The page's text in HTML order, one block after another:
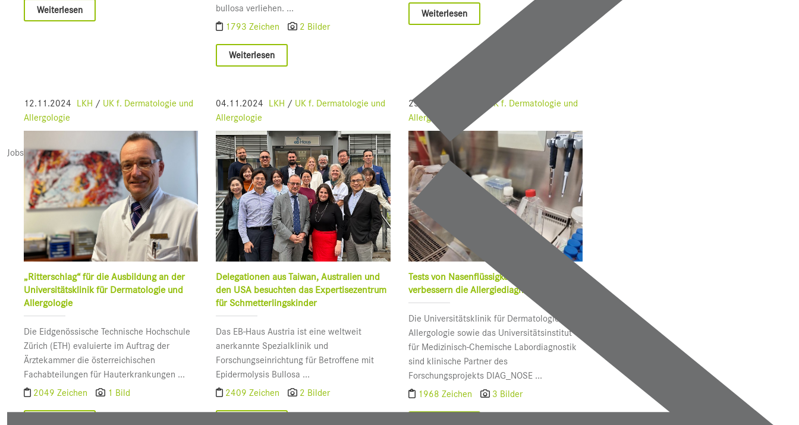
Jobs
Weiterlesen
bullosa verliehen. ...
1793 Zeichen
2 Bilder
Weiterlesen
Weiterlesen
12.11.2024 LKH / UK f. Dermatologie und
Allergologie
„Ritterschlag“ für die Ausbildung an der
Universitätsklinik für Dermatologie und
Allergologie
Die Eidgenössische Technische Hochschule
Zürich (ETH) evaluierte im Auftrag der
Ärztekammer die österreichischen
Fachabteilungen für Hauterkrankungen ...
2049 Zeichen
1 Bild
04.11.2024 LKH / UK f. Dermatologie und
Allergologie
Delegationen aus Taiwan, Australien und
den USA besuchten das Expertisezentrum
für Schmetterlingskinder
Das EB-Haus Austria ist eine weltweit
anerkannte Spezialklinik und
Forschungseinrichtung für Betroffene mit
Epidermolysis Bullosa ...
2409 Zeichen
2 Bilder
25.09.2024
UK f. Dermatologie und
Allergologie
Tests von Nasenflüssigkeit und Speichel
verbessern die Allergiediagnostik
Die Universitätsklinik für Dermatologie und
Allergologie sowie das Universitätsinstitut
für Medizinisch-Chemische Labordiagnostik
sind klinische Partner des
Forschungsprojekts DIAG_NOSE ...
1968 Zeichen
3 Bilder